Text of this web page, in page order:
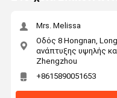
Mrs. Melissa
Οδός 8 Hongnan,
ανάπτυξης υψηλής
Zhengzhou
+8615890051653